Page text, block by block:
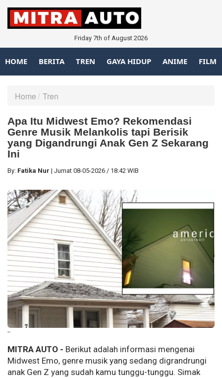
Friday 7th of August 2026
HOME BERITA TREN GAYA HIDUP ANIME FILM
Home Tren
Apa Itu Midwest Emo? Rekomendasi
Genre Musik Melankolis tapi Berisik
yang Digandrungi Anak Gen Z Sekarang
Ini
By: Fatika Nur | Jumat 08-05-2026 / 18:42 WIB
--
MITRA AUTO - Berikut adalah informasi mengenai
Midwest Emo, genre musik yang sedang digrandrungi
anak Gen Z yang sudah kamu tunggu-tunggu. Simak